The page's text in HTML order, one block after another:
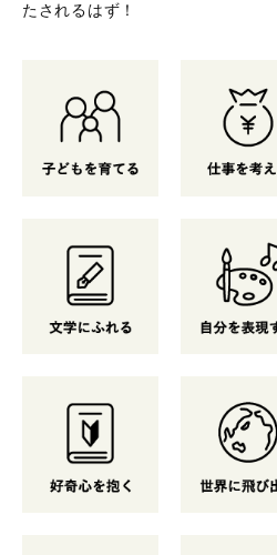
たされるはず！